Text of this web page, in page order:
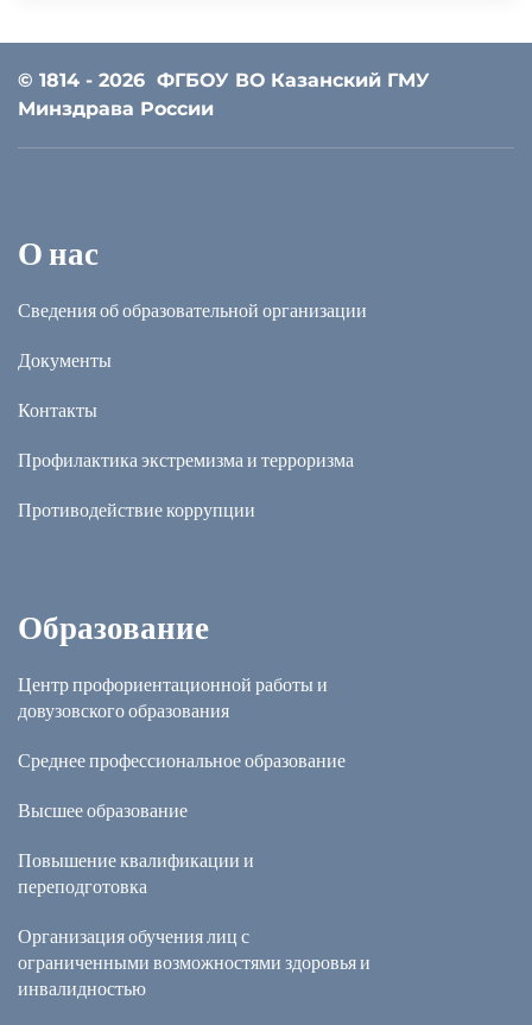
© 1814 - 2026 ФГБОУ ВО Казанский ГМУ
Минздрава России
О нас
Сведения об образовательной организации
Документы
Контакты
Профилактика экстремизма и терроризма
Противодействие коррупции
Образование
Центр профориентационной работы и
довузовского образования
Среднее профессиональное образование
Высшее образование
Повышение квалификации и
переподготовка
Организация обучения лиц с
ограниченными возможностями здоровья и
инвалидностью